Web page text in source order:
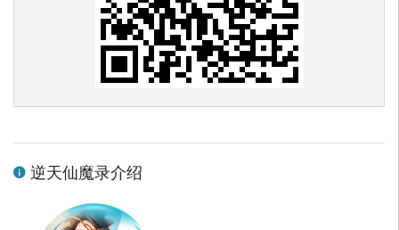
逆天仙魔录介绍